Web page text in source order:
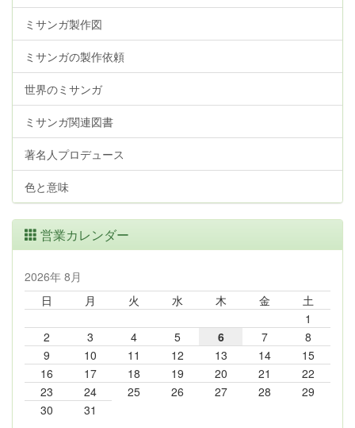
ミサンガ製作図
ミサンガの製作依頼
世界のミサンガ
ミサンガ関連図書
著名人プロデュース
色と意味
営業カレンダー
2026年 8月
日
月 火 水 木 金
土
1
2
3 4 5 6 7
8
9
10 11 12 13 14
15
16
17 18 19 20 21
22
23
24 25 26 27 28
29
30
31